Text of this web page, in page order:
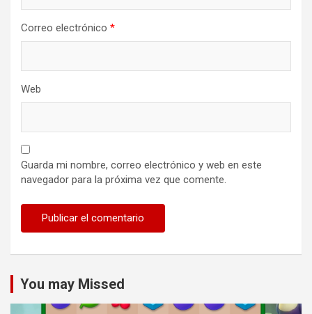
Correo electrónico *
Web
Guarda mi nombre, correo electrónico y web en este
navegador para la próxima vez que comente.
You may Missed